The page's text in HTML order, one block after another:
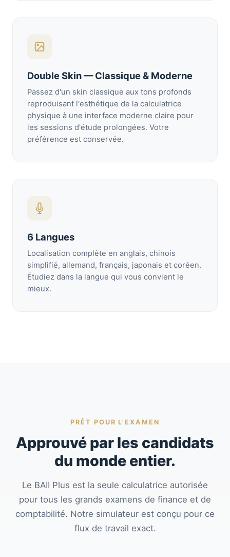
Double Skin — Classique & Moderne
Passez d'un skin classique aux tons profonds
reproduisant l'esthétique de la calculatrice
physique à une interface moderne claire pour
les sessions d'étude prolongées. Votre
préférence est conservée.
6 Langues
Localisation complète en anglais, chinois
simplifié, allemand, français, japonais et coréen.
Étudiez dans la langue qui vous convient le
mieux.
PRÊT POUR L'EXAMEN
Approuvé par les candidats
du monde entier.
Le BAII Plus est la seule calculatrice autorisée
pour tous les grands examens de finance et de
comptabilité. Notre simulateur est conçu pour ce
flux de travail exact.